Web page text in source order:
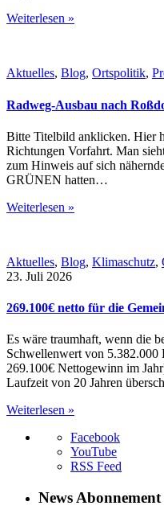
Weiterlesen »
Aktuelles, Blog, Ortspolitik,
Radweg-Ausbau nach
Bitte Titelbild anklicken. Hier
Richtungen Vorfahrt. Man
zum Hinweis auf sich
GRÜNEN hatten…
Weiterlesen »
Aktuelles, Blog, Klimaschutz,
23. Juli 2026
269.100€ netto für die
Es wäre traumhaft, wenn die
Schwellenwert von 5.382.000
269.100€ Nettogewinn im
Laufzeit von 20 Jahren
Weiterlesen »
Facebook
YouTube
RSS Feed
News Abonnement